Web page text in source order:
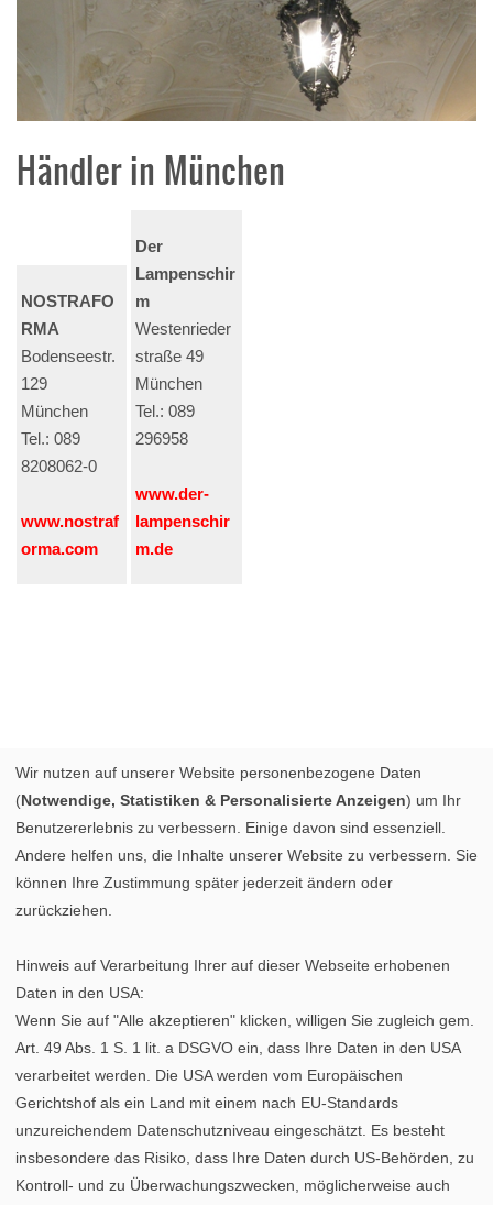
Händler in München
NOSTRAFO
RMA
Bodenseestr.
129
München
Tel.: 089
8208062-0
www.nostraf
orma.com
Der
Lampenschir
m
Westenrieder
straße 49
München
Tel.: 089
296958
www.der-
lampenschir
m.de
Wir nutzen auf unserer Website personenbezogene Daten
(Notwendige, Statistiken & Personalisierte Anzeigen) um Ihr
Benutzererlebnis zu verbessern. Einige davon sind essenziell.
Andere helfen uns, die Inhalte unserer Website zu verbessern. Sie
können Ihre Zustimmung später jederzeit ändern oder
zurückziehen.
Hinweis auf Verarbeitung Ihrer auf dieser Webseite erhobenen
Daten in den USA:
Wenn Sie auf "Alle akzeptieren" klicken, willigen Sie zugleich gem.
Art. 49 Abs. 1 S. 1 lit. a DSGVO ein, dass Ihre Daten in den USA
verarbeitet werden. Die USA werden vom Europäischen
Gerichtshof als ein Land mit einem nach EU-Standards
unzureichendem Datenschutzniveau eingeschätzt. Es besteht
insbesondere das Risiko, dass Ihre Daten durch US-Behörden, zu
Kontroll- und zu Überwachungszwecken, möglicherweise auch